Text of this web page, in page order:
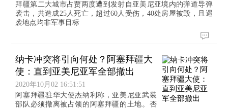
拜疆第二大城市占贾两度遭到发射自亚美尼亚境内的弹道导弹
袭击，共造成25人死亡，超过60人受伤，40处房屋被毁，且遇
袭地点均非军事目标
纳卡冲突将引向何处？阿塞拜疆大
使：直到亚美尼亚军全部撤出
2020年10月02 16:51:51
阿塞拜疆驻华大使杰纳利称，亚美尼亚武装
部队必须撤离被占领的阿塞拜疆的土地。否